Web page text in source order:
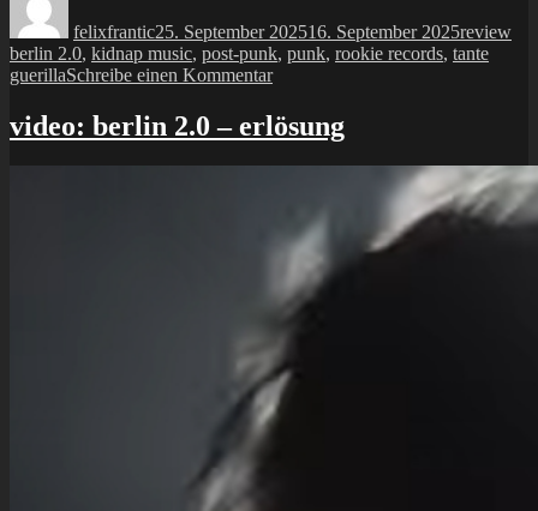
felixfrantic25. September 202516. September 2025review
berlin 2.0, kidnap music, post-punk, punk, rookie records, tante
guerillaSchreibe einen Kommentarzu
berlin
2.0
video: berlin 2.0 – erlösung